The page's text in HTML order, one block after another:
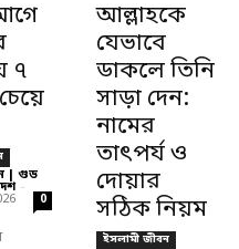
৭
| গুড
-
0
আল্লাহকে
যেভাবে
ডাকলে তিনি
সাড়া দেন:
নামের
তাৎপর্য ও
দোয়ার
সঠিক নিয়ম
ইসলামী জীবন